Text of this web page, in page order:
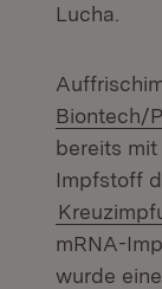
Lucha.
Biontech/
bereits
Impfstoff
mRNA-
wurde